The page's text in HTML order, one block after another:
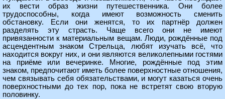
их вести образ жизни путешественника. Они более
трудоспособны, когда имеют возможность сменить
обстановку. Если они женятся, то их партнёр должен
разделять эту страсть. Чаще всего они не имеют
привязанности к материальным вещам. Люди, рождённые под
асцендентным знаком Стрельца, любят изучать всё, что
находится вокруг них, и они являются великолепными гостями
на приёме или вечеринке. Многие, рождённые под этим
знаком, предпочитают иметь более поверхностные отношения,
чем связывать себя обязательствами, и могут казаться очень
поверхностными до тех пор, пока не встретят свою вторую
половинку.